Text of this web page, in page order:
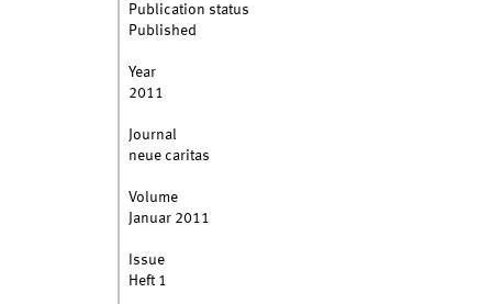
Publication status
Published
Year
2011
Journal
neue caritas
Volume
Januar 2011
Issue
Heft 1